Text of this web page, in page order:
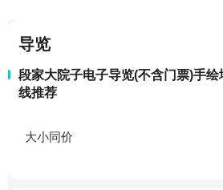
导览
段家大院子电子导览(不含门票)手
线推荐
大小同价